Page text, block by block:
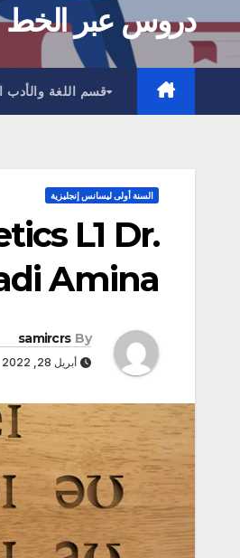
دروس عبر الخط
قسم اللغة والأدب
السنة أولى ليسانس إنجليزية
L1 Dr.
Amina
By
samircrs
أبريل 28, 2022